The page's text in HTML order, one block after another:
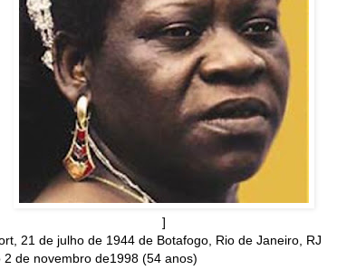
]
21 de julho de 1944 de Botafogo, Rio de Janeiro, RJ
2 de novembro de1998 (54 anos)